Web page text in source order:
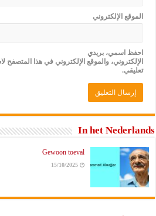
الموقع الإلكتروني
احفظ اسمي، بريدي
الإلكتروني، والموقع الإلكتروني في هذا المتصفح
تعليقي.
In het Nederlands
Gewoon toeval
15/10/2025